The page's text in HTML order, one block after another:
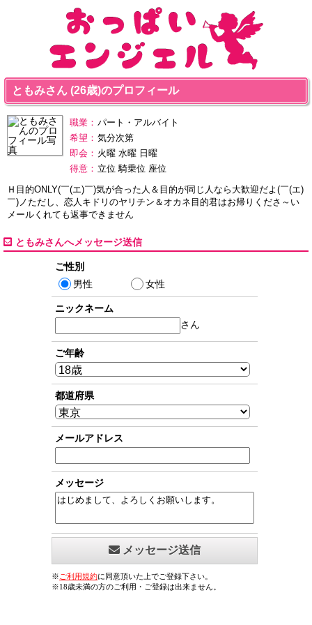
ともみさん (26歳)のプロフィール
職業： パート・アルバイト
希望： 気分次第
即会： 火曜 水曜 日曜
得意： 立位 騎乗位 座位
Ｈ目的ONLY(￣(エ)￣)気が合った人＆目的が同じ人なら大歓迎だよ(￣(エ)
￣)ノただし、恋人キドリのヤリチン＆オカネ目的君はお帰りくださ～い
メールくれても返事できません
ともみさんへメッセージ送信